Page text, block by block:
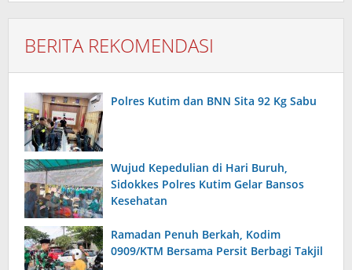
BERITA REKOMENDASI
Polres Kutim dan BNN Sita 92 Kg Sabu
Wujud Kepedulian di Hari Buruh,
Sidokkes Polres Kutim Gelar Bansos
Kesehatan
Ramadan Penuh Berkah, Kodim
0909/KTM Bersama Persit Berbagi Takjil